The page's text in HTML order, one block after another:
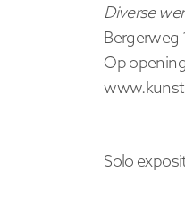
Diverse
Bergerweg
Op
Solo